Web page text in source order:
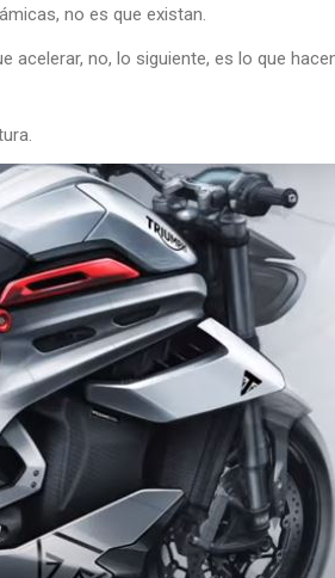
no es que existan.
acelerar, no, lo siguiente, es lo que